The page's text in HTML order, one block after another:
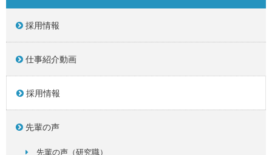
採用情報
仕事紹介動画
採用情報
先輩の声
先輩の声（研究職）